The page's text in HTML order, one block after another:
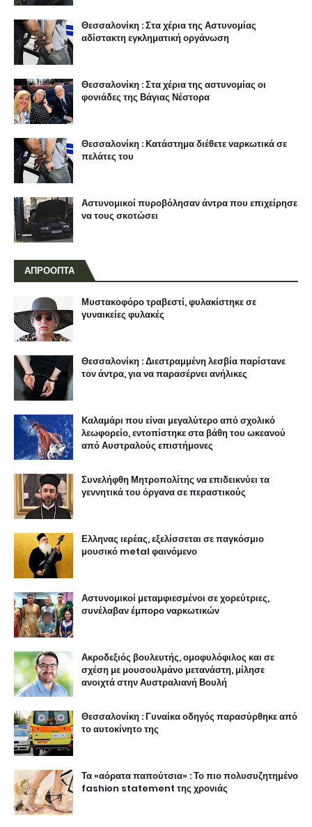
Θεσσαλονίκη : Στα χέρια της Αστυνομίας
αδίστακτη εγκληματική οργάνωση
Θεσσαλονίκη : Στα χέρια της αστυνομίας οι
φονιάδες της Βάγιας Νέστορα
Θεσσαλονίκη : Κατάστημα διέθετε ναρκωτικά σε
πελάτες του
Αστυνομικοί πυροβόλησαν άντρα που επιχείρησε
να τους σκοτώσει
ΑΠΡΟΟΠΤΑ
Μυστακοφόρο τραβεστί, φυλακίστηκε σε
γυναικείες φυλακές
Θεσσαλονίκη : Διεστραμμένη λεσβία παρίστανε
τον άντρα, για να παρασέρνει ανήλικες
Καλαμάρι που είναι μεγαλύτερο από σχολικό
λεωφορείο, εντοπίστηκε στα βάθη του ωκεανού
από Αυστραλούς επιστήμονες
Συνελήφθη Μητροπολίτης να επιδεικνύει τα
γεννητικά του όργανα σε περαστικούς
Ελληνας ιερέας, εξελίσσεται σε παγκόσμιο
μουσικό metal φαινόμενο
Αστυνομικοί μεταμφιεσμένοι σε χορεύτριες,
συνέλαβαν έμπορο ναρκωτικών
Ακροδεξιός βουλευτής, ομοφυλόφιλος και σε
σχέση με μουσουλμάνο μετανάστη, μίλησε
ανοιχτά στην Αυστραλιανή Βουλή
Θεσσαλονίκη : Γυναίκα οδηγός παρασύρθηκε από
το αυτοκίνητο της
Τα «αόρατα παπούτσια» : Το πιο πολυσυζητημένο
fashion statement της χρονιάς